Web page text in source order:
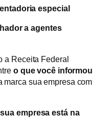
especial
a agentes
a Receita Federal
o que você informou
marca sua empresa com
empresa está na